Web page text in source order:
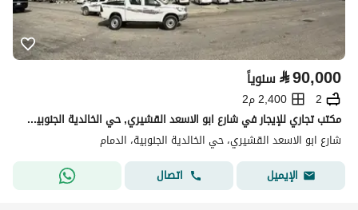
⃁90,000 سنوياً
2
2,400 م2
مكتب تجاري للإيجار في شارع ابو الاسعد القشيري, حي الخالدية الجنوبية, مدينة الدمام, المنطقة الشرقية
شارع ابو الاسعد القشيري، حي الخالدية الجنوبية، الدمام
الإيميل
اتصال